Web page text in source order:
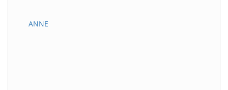
ANNE